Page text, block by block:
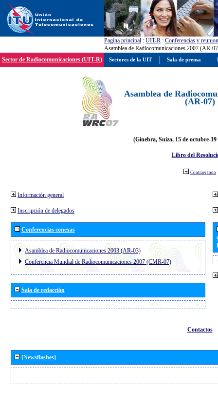
Pagína principal : UIT-R : Conferencias y
Asamblea de Radiocomunicaciones 2007 (AR-
Sector de Radiocomunicaciones (UIT-R)
Asamblea de
(AR-07)
(Ginebra, Suiza, 15 de octubre-19
Libro del
Contraer todo
Información general
Inscripción de delegados
Conferencias conexas
Asamblea de Radiocomunicaciones 2003 (AR-03)
Conferencia Mundial de Radiocomunicaciones 2007 (CMR-07)
Sala de redacción
Contactos
[Newsflashes]
Sectores de la UIT Sala de prensa